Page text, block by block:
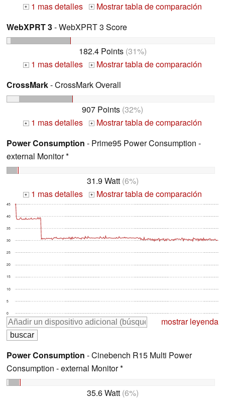
+ 1 mas detalles +
Mostrar tabla de comparación
WebXPRT 3- WebXPRT 3 Score
182.4 Points(31%)
+ 1 mas detalles +
Mostrar tabla de comparación
CrossMark- CrossMark Overall
907 Points (32%)
+ 1 mas detalles +
Mostrar tabla de comparación
Power Consumption - Prime95 Power Consumption -
external Monitor *
31.9 Watt(6%)
+ 1 mas detalles + Mostrar tabla de comparación
0
5
10
15
20
25
30
35
40
45
mostrar leyenda
Power Consumption - Cinebench R15 Multi Power
Consumption - external Monitor *
35.6 Watt(6%)